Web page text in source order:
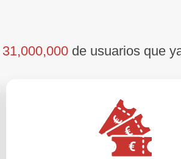
31,000,000 de usuarios que